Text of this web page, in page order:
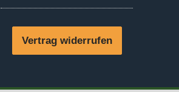
Vertrag widerrufen